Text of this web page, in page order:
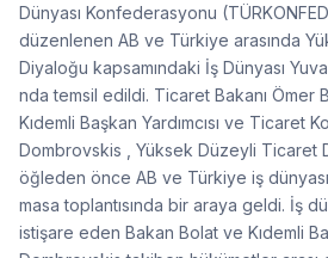
Dünyası Konfederasyonu
düzenlenen AB ve Türkiye arasında
Diyaloğu kapsamındaki İş Dünyası
nda temsil edildi. Ticaret Bakanı Ömer
Kıdemli Başkan Yardımcısı ve Ticaret
Dombrovskis , Yüksek Düzeyli Ticaret
öğleden önce AB ve Türkiye iş
masa toplantısında bir araya geldi. İş
istişare eden Bakan Bolat ve Kıdemli